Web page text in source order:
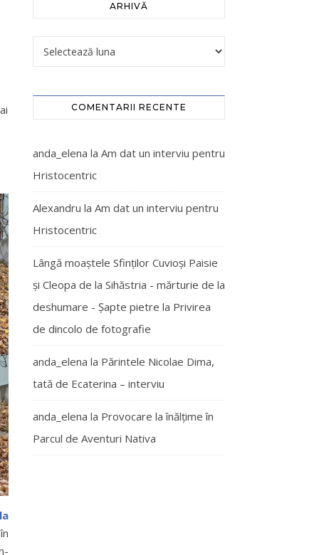
ARHIVĂ
COMENTARII RECENTE
anda_elena la Am dat un interviu pentru
Hristocentric
Alexandru la Am dat un interviu pentru
Hristocentric
Lângă moaștele Sfinților Cuvioși Paisie
și Cleopa de la Sihăstria - mărturie de la
deshumare - Şapte pietre la Privirea
de dincolo de fotografie
anda_elena la Părintele Nicolae Dima,
tată de Ecaterina – interviu
anda_elena la Provocare la înălțime în
Parcul de Aventuri Nativa